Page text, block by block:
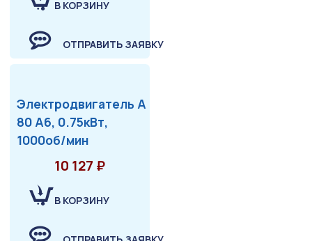
В КОРЗИНУ
ОТПРАВИТЬ ЗАЯВКУ
Электродвигатель А
80 А6, 0.75кВт,
1000об/мин
10 127 ₽
В КОРЗИНУ